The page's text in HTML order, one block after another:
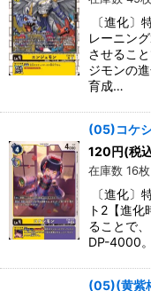
〔進化〕
レーニン
させるこ
ジモンの
育成…
(05)コケ
120円(税
在庫数 16枚
〔進化〕
ト2【進
ることで
DP-4000
(05)(黄紫